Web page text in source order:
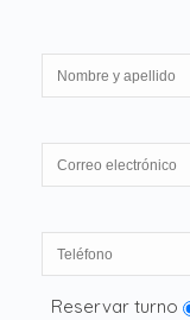
Reservar turno